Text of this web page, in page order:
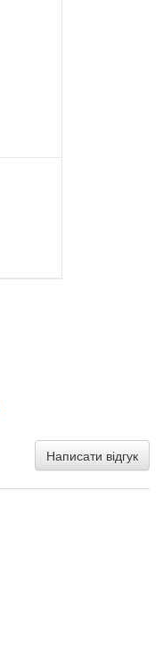
Написати відгук